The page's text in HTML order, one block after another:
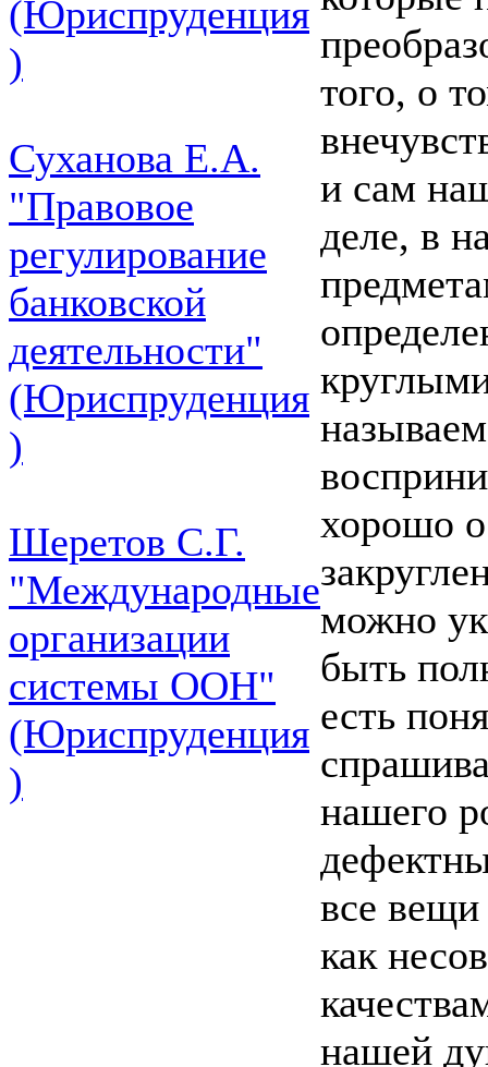
(Юриспруденция
)
Суханова Е.А.
"Правовое
регулирование
банковской
деятельности"
(Юриспруденция
)
Шеретов С.Г.
"Международные
организации
системы ООН"
(Юриспруденция
)
того, о
и сам
деле, в
хорошо
можно
быть
есть
нашего
все
как
нашей